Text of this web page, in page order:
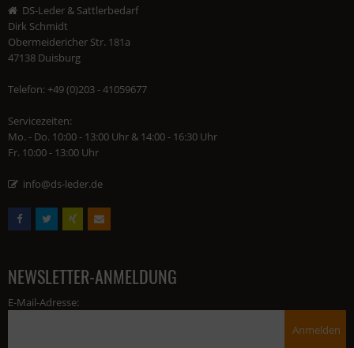
DS-Leder & Sattlerbedarf
Dirk Schmidt
Obermeidericher Str. 181a
47138 Duisburg
Telefon: +49 (0)203 - 41059677
Servicezeiten:
Mo. - Do. 10:00 - 13:00 Uhr & 14:00 - 16:30 Uhr
Fr. 10:00 - 13:00 Uhr
info@ds-leder.de
NEWSLETTER-ANMELDUNG
E-Mail-Adresse:
Anmelden